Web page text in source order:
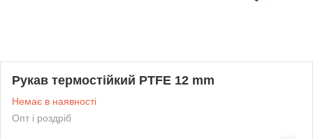
Рукав термостійкий PTFE 12 mm
Немає в наявності
Опт і роздріб